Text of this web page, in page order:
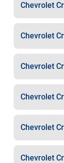
Chevrolet
Chevrolet
Chevrolet
Chevrolet
Chevrolet
Chevrolet